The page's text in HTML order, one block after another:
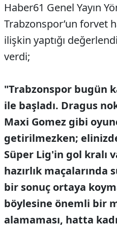
Haber61 Genel Yayın
Trabzonspor’un forvet
ilişkin yaptığı
verdi;
"Trabzonspor bugün
ile başladı. Dragus
Maxi Gomez gibi
getirilmezken;
Süper Lig'in gol kralı
hazırlık maçalarında
bir sonuç ortaya
böylesine önemli bir
alamaması, hatta